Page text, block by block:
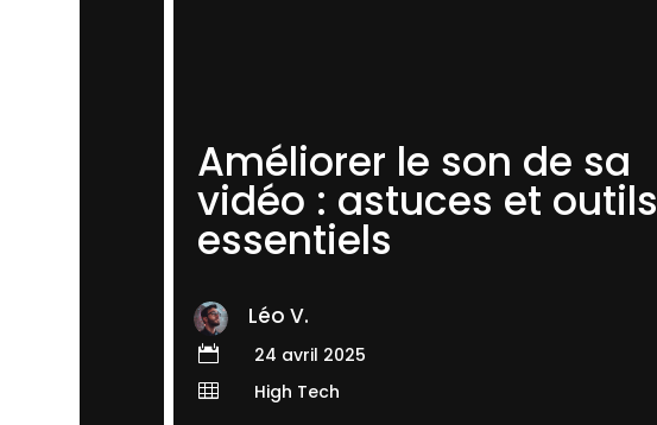
Améliorer le son de sa
vidéo : astuces et outils
essentiels
Léo V.
 24 avril 2025
 High Tech